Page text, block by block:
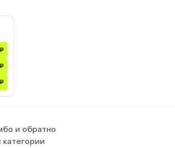
и обратно